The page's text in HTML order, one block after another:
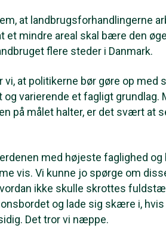
at landbrugsforhandlingerne
et mindre areal skal bære den
flere steder i Danmark.
vi, at politikerne bør gøre op med
og varierende et fagligt
på målet halter, er det svært at
med højeste faglighed
vis. Vi kunne jo spørge om
ikke skulle skrottes
og lade sig skære i,
Det tror vi næppe.